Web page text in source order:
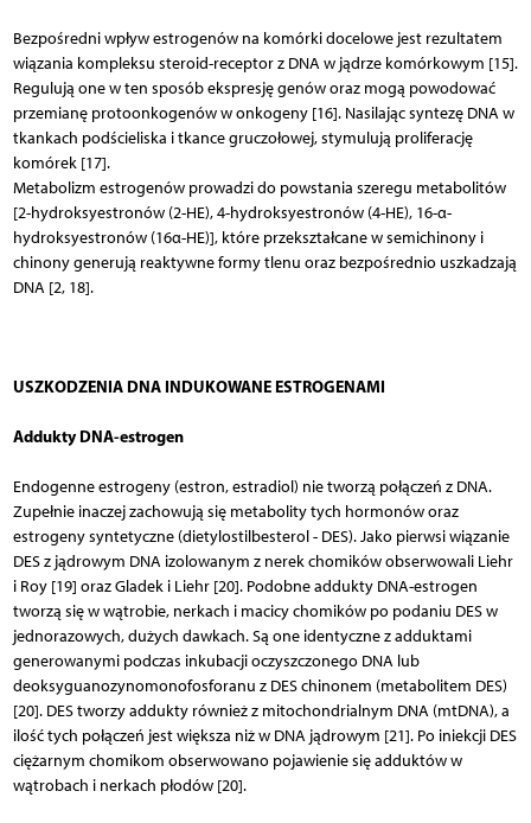
Bezpośredni wpływ estrogenów na komórki docelowe jest rezultatem
wiązania kompleksu steroid-receptor z DNA w jądrze komórkowym [15].
Regulują one w ten sposób ekspresję genów oraz mogą powodować
przemianę protoonkogenów w onkogeny [16]. Nasilając syntezę DNA w
tkankach podścieliska i tkance gruczołowej, stymulują proliferację
komórek [17].
Metabolizm estrogenów prowadzi do powstania szeregu metabolitów
[2-hydroksyestronów (2-HE), 4-hydroksyestronów (4-HE), 16-α-
hydroksyestronów (16α-HE)], które przekształcane w semichinony i
chinony generują reaktywne formy tlenu oraz bezpośrednio uszkadzają
DNA [2, 18].
USZKODZENIA DNA INDUKOWANE ESTROGENAMI
Addukty DNA-estrogen
Endogenne estrogeny (estron, estradiol) nie tworzą połączeń z DNA.
Zupełnie inaczej zachowują się metabolity tych hormonów oraz
estrogeny syntetyczne (dietylostilbesterol - DES). Jako pierwsi wiązanie
DES z jądrowym DNA izolowanym z nerek chomików obserwowali Liehr
i Roy [19] oraz Gladek i Liehr [20]. Podobne addukty DNA-estrogen
tworzą się w wątrobie, nerkach i macicy chomików po podaniu DES w
jednorazowych, dużych dawkach. Są one identyczne z adduktami
generowanymi podczas inkubacji oczyszczonego DNA lub
deoksyguanozynomonofosforanu z DES chinonem (metabolitem DES)
[20]. DES tworzy addukty również z mitochondrialnym DNA (mtDNA), a
ilość tych połączeń jest większa niż w DNA jądrowym [21]. Po iniekcji DES
ciężarnym chomikom obserwowano pojawienie się adduktów w
wątrobach i nerkach płodów [20].